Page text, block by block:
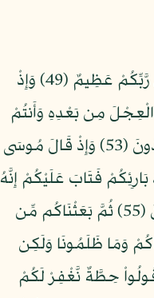
وَإِذْ نَجَّيْنَاكُم مِّنْ آلِ فِرْعَوْنَ يَسُومُونَكُمْ سُوَءَ الْعَذَابِ يُذَبِّحُونَ أَبْنَاءكُمْ وَيَسْتَحْيُونَ نِسَاءكُمْ وَفِي ذَلِكُم بَلاء مِّن رَّبِّكُمْ عَظِيمٌ (49) وَإِذْ
لَيْلَةً ثُمَّ اتَّخَذْتُمُ الْعِجْلَ مِن بَعْدِهِ وَأَنتُمْ
ظَالِمُونَ (51) ثُمَّ عَفَوْنَا عَنكُمِ مِّن بَعْدِ ذَلِكَ لَعَلَّكُمْ تَشْكُرُونَ (52) وَإِذْ آتَيْنَا مُوسَى الْكِتَابَ وَالْفُرْقَانَ لَعَلَّكُمْ تَهْتَدُونَ (53) وَإِذْ قَالَ مُوسَى
فَتَابَ عَلَيْكُمْ إِنَّهُ
هُوَ التَّوَّابُ الرَّحِيمُ (54) وَإِذْ قُلْتُمْ يَا مُوسَى لَن نُّؤْمِنَ لَكَ حَتَّى نَرَى اللَّهَ جَهْرَةً فَأَخَذَتْكُمُ الصَّاعِقَةُ وَأَنتُمْ تَنظُرُونَ (55) ثُمَّ بَعَثْنَاكُم مِّن
وَمَا ظَلَمُونَا وَلَكِن
وَقُولُواْ حِطَّةٌ نَّغْفِرْ لَكُمْ